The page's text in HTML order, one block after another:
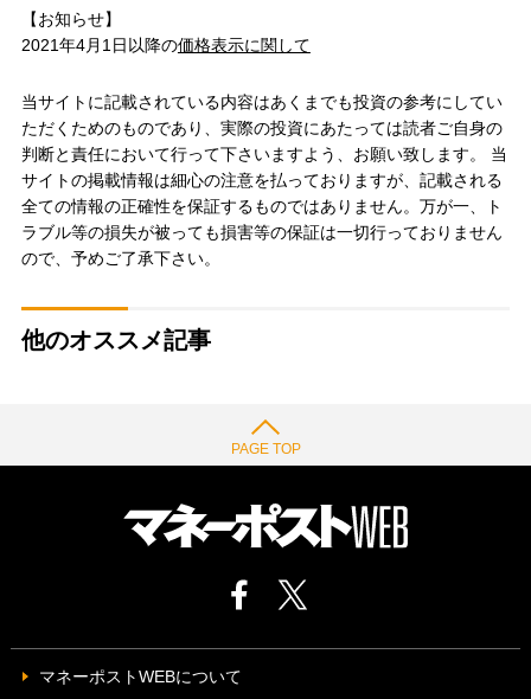
【お知らせ】
2021年4月1日以降の価格表示に関して
当サイトに記載されている内容はあくまでも投資の参考にしてい
ただくためのものであり、実際の投資にあたっては読者ご自身の
判断と責任において行って下さいますよう、お願い致します。 当
サイトの掲載情報は細心の注意を払っておりますが、記載される
全ての情報の正確性を保証するものではありません。万が一、ト
ラブル等の損失が被っても損害等の保証は一切行っておりません
ので、予めご了承下さい。
他のオススメ記事
PAGE TOP
マネーポストWEBについて